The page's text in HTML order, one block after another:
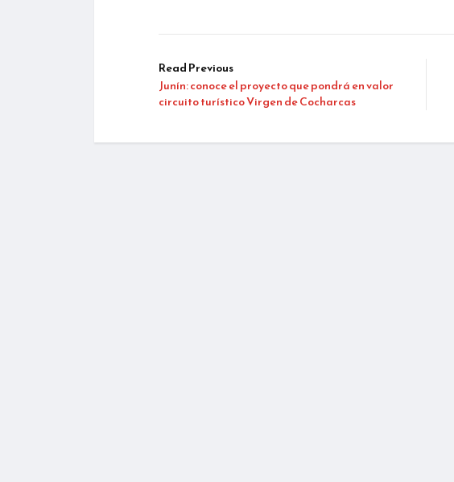
Read Previous
Junín: conoce el proyecto que pondrá en valor
circuito turístico Virgen de Cocharcas